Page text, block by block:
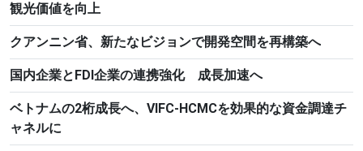
観光価値を向上
クアンニン省、新たなビジョンで開発空間を再構築へ
国内企業とFDI企業の連携強化 成長加速へ
ベトナムの2桁成長へ、VIFC-HCMCを効果的な資金調達チ
ャネルに